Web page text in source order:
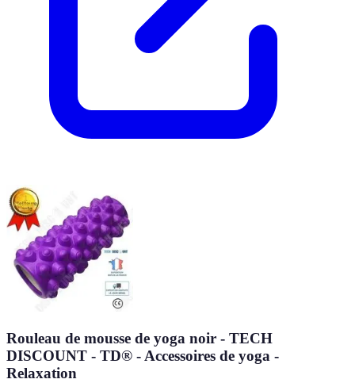
Rouleau de mousse de yoga noir - TECH
DISCOUNT - TD® - Accessoires de yoga -
Relaxation